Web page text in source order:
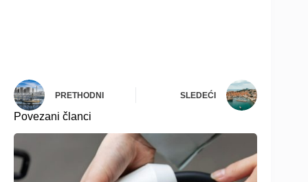
PRETHODNI SLEDEĆI
Povezani članci